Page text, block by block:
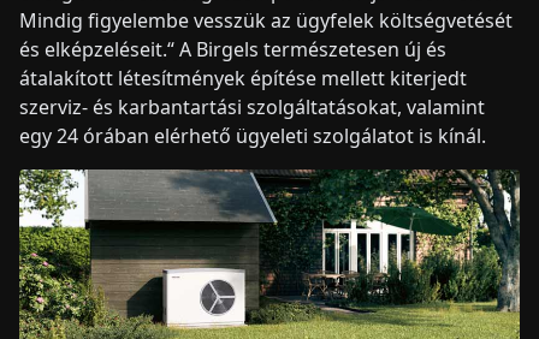
Mindig figyelembe vesszük az ügyfelek költségvetését
és elképzeléseit.“ A Birgels természetesen új és
átalakított létesítmények építése mellett kiterjedt
szerviz- és karbantartási szolgáltatásokat, valamint
egy 24 órában elérhető ügyeleti szolgálatot is kínál.